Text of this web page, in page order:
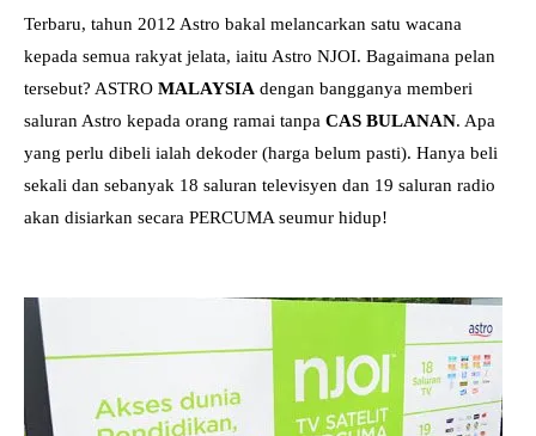
Terbaru, tahun 2012 Astro bakal melancarkan satu wacana
kepada semua rakyat jelata, iaitu Astro NJOI. Bagaimana pelan
tersebut? ASTRO MALAYSIA dengan bangganya memberi
saluran Astro kepada orang ramai tanpa CAS BULANAN. Apa
yang perlu dibeli ialah dekoder (harga belum pasti). Hanya beli
sekali dan sebanyak 18 saluran televisyen dan 19 saluran radio
akan disiarkan secara PERCUMA seumur hidup!